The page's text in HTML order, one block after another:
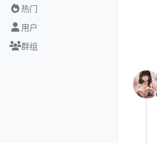
热门
用户
群组